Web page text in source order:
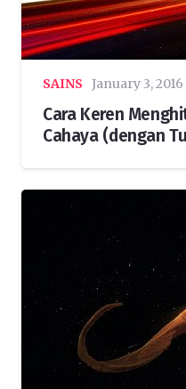
SAINS January 3, 2016
Cara Keren
Cahaya (dengan